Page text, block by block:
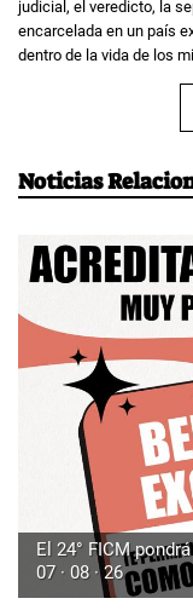
judicial, el veredicto, la
encarcelada en un país
dentro de la vida de los
Noticias
El 24° FICM
07 · 08 · 26